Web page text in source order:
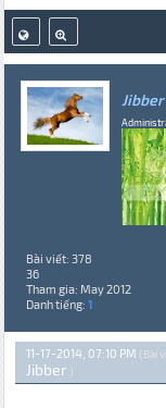
Jibber
Bài viết: 378
36
Tham gia: May 2012
Danh tiếng: 1
11-17-2014, 07:10 PM (Bài
Jibber .)